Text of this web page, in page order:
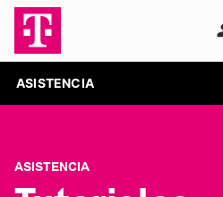
ASISTENCIA
ASISTENCIA